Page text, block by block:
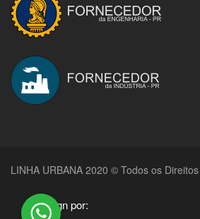
LINHA URBANA 2020 © Todos os
Design por: